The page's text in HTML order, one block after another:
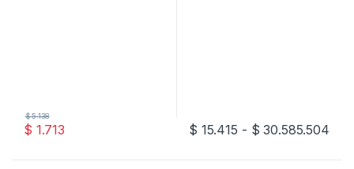
$ 1.713
$5.138
$ 15.415 - $ 30.585.504